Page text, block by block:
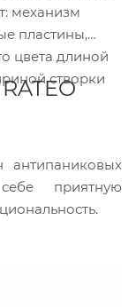
механизм
пластины,
цвета длиной
створки
антипаниковых
приятную